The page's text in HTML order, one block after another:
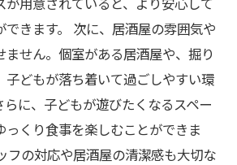
きます。 次に、居酒屋の雰囲気や
せん。個室がある居酒屋や、掘り
子どもが落ち着いて過ごしやすい環
に、子どもが遊びたくなるスペー
っくり食事を楽しむことができま
フの対応や居酒屋の清潔感も大切な